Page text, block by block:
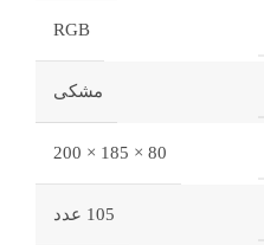
RGB
مشکی
80 × 185 × 200
105 عدد